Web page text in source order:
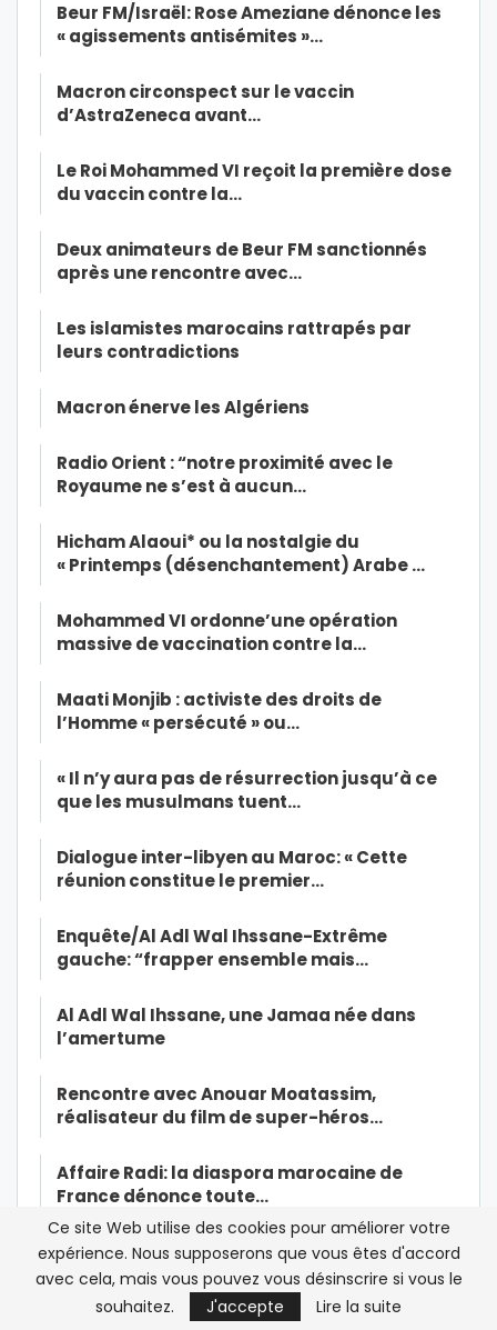
Beur FM/Israël: Rose Ameziane dénonce les
« agissements antisémites »…
Macron circonspect sur le vaccin
d’AstraZeneca avant…
Le Roi Mohammed VI reçoit la première dose
du vaccin contre la…
Deux animateurs de Beur FM sanctionnés
après une rencontre avec…
Les islamistes marocains rattrapés par
leurs contradictions
Macron énerve les Algériens
Radio Orient : “notre proximité avec le
Royaume ne s’est à aucun…
Hicham Alaoui* ou la nostalgie du
« Printemps (désenchantement) Arabe …
Mohammed VI ordonne’une opération
massive de vaccination contre la…
Maati Monjib : activiste des droits de
l’Homme « persécuté » ou…
« Il n’y aura pas de résurrection jusqu’à ce
que les musulmans tuent…
Dialogue inter-libyen au Maroc: « Cette
réunion constitue le premier…
Enquête/Al Adl Wal Ihssane-Extrême
gauche: “frapper ensemble mais…
Al Adl Wal Ihssane, une Jamaa née dans
l’amertume
Rencontre avec Anouar Moatassim,
réalisateur du film de super-héros…
Affaire Radi: la diaspora marocaine de
France dénonce toute…
Mohammed VI insiste sur le civisme dans la
lutte contre le Coronavirus
Ce site Web utilise des cookies pour améliorer votre
expérience. Nous supposerons que vous êtes d'accord
avec cela, mais vous pouvez vous désinscrire si vous le
souhaitez.
J'accepte Lire la suite